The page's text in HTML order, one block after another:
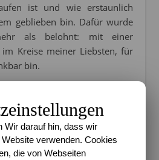
ist und wie erstaunlich
geblieben bin. Dafür wurde
als belohnt: mit einer
im Kreise meiner Liebsten, für
bin.
Wir darauf hin, dass wir
verwenden. Cookies
die von Webseiten